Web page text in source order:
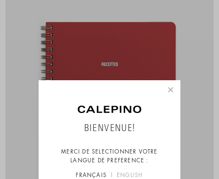
×
BIENVENUE!
MERCI DE SELECTIONNER VOTRE
LANGUE DE PREFERENCE :
FRANÇAIS ENGLISH